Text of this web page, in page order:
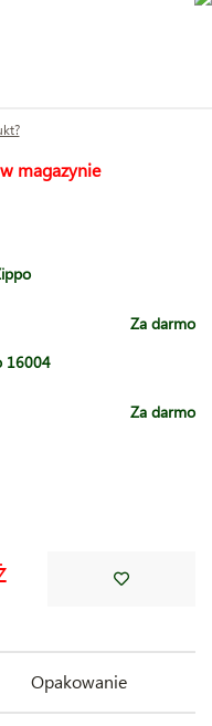
magazynie
Za darmo
16004
Za darmo
Opakowanie